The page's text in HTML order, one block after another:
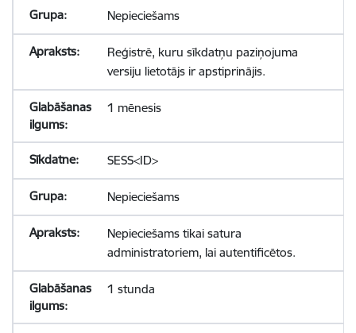
Nepieciešams
Reģistrē, kuru sīkdatņu paziņojuma
versiju lietotājs ir apstiprinājis.
1 mēnesis
SESS<ID>
Nepieciešams
Nepieciešams tikai satura
administratoriem, lai autentificētos.
1 stunda